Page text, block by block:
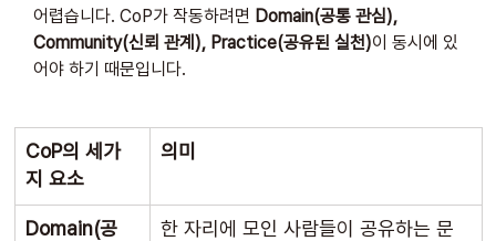
어렵습니다. CoP가 작동하려면 Domain(공통 관심),
Community(신뢰 관계), Practice(공유된 실천)이 동시에 있
어야 하기 때문입니다.
CoP의 세가
지 요소
의미
Domain(공
한 자리에 모인 사람들이 공유하는 문